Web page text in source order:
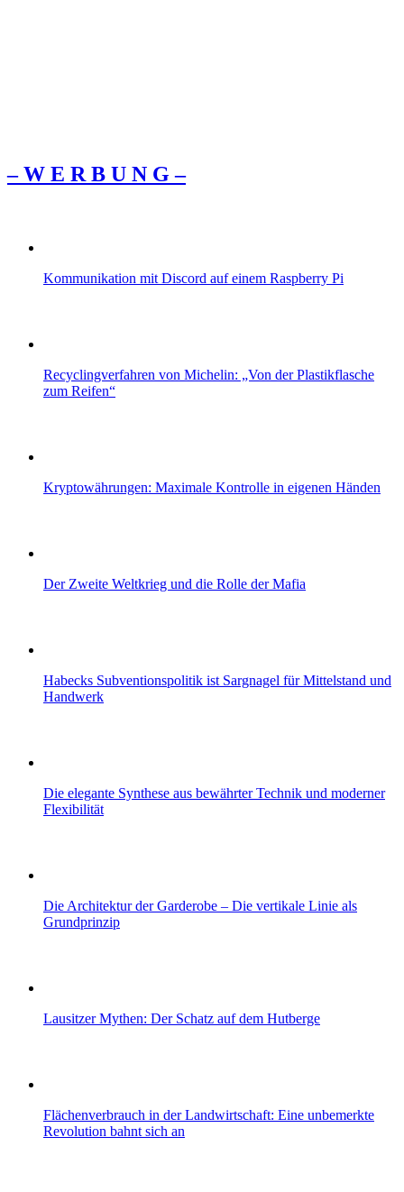
– W Ε R Β U Ν G –
Kommunikation mit Discord auf einem Raspberry Pi
Recyclingverfahren von Michelin: „Von der Plastikflasche
zum Reifen“
Kryptowährungen: Maximale Kontrolle in eigenen Händen
Der Zweite Weltkrieg und die Rolle der Mafia
Habecks Subventionspolitik ist Sargnagel für Mittelstand und
Handwerk
Die elegante Synthese aus bewährter Technik und moderner
Flexibilität
Die Architektur der Garderobe – Die vertikale Linie als
Grundprinzip
Lausitzer Mythen: Der Schatz auf dem Hutberge
Flächenverbrauch in der Landwirtschaft: Eine unbemerkte
Revolution bahnt sich an